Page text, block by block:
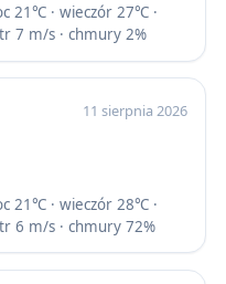
21℃ · wieczór 27℃ ·
7 m/s · chmury 2%
11 sierpnia 2026
21℃ · wieczór 28℃ ·
6 m/s · chmury 72%